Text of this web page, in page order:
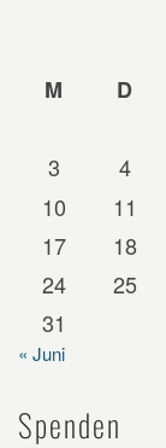
M
D
3
4
10
11
17
18
24
25
31
« Juni
Spenden